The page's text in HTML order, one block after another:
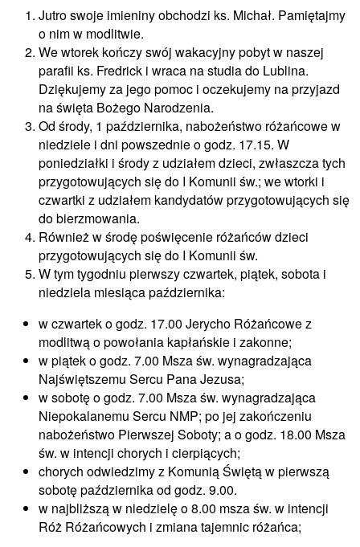
Jutro swoje imieniny obchodzi ks. Michał. Pamiętajmy
o nim w modlitwie.
We wtorek kończy swój wakacyjny pobyt w naszej
parafii ks. Fredrick i wraca na studia do Lublina.
Dziękujemy za jego pomoc i oczekujemy na przyjazd
na święta Bożego Narodzenia.
Od środy, 1 października, nabożeństwo różańcowe w
niedziele i dni powszednie o godz. 17.15. W
poniedziałki i środy z udziałem dzieci, zwłaszcza tych
przygotowujących się do I Komunii św.; we wtorki i
czwartki z udziałem kandydatów przygotowujących się
do bierzmowania.
Również w środę poświęcenie różańców dzieci
przygotowujących się do I Komunii św.
W tym tygodniu pierwszy czwartek, piątek, sobota i
niedziela miesiąca października:
w czwartek o godz. 17.00 Jerycho Różańcowe z
modlitwą o powołania kapłańskie i zakonne;
w piątek o godz. 7.00 Msza św. wynagradzająca
Najświętszemu Sercu Pana Jezusa;
w sobotę o godz. 7.00 Msza św. wynagradzająca
Niepokalanemu Sercu NMP; po jej zakończeniu
nabożeństwo Pierwszej Soboty; a o godz. 18.00 Msza
św. w intencji chorych i cierpiących;
chorych odwiedzimy z Komunią Świętą w pierwszą
sobotę października od godz. 9.00.
w najbliższą w niedzielę o 8.00 msza św. w intencji
Róż Różańcowych i zmiana tajemnic różańca;